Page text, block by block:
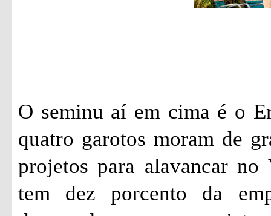
O seminu aí em cima é o
quatro garotos moram de
projetos para alavancar
tem dez porcento da